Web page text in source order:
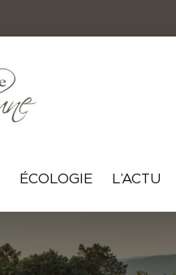
ÉCOLOGIE L’ACTU